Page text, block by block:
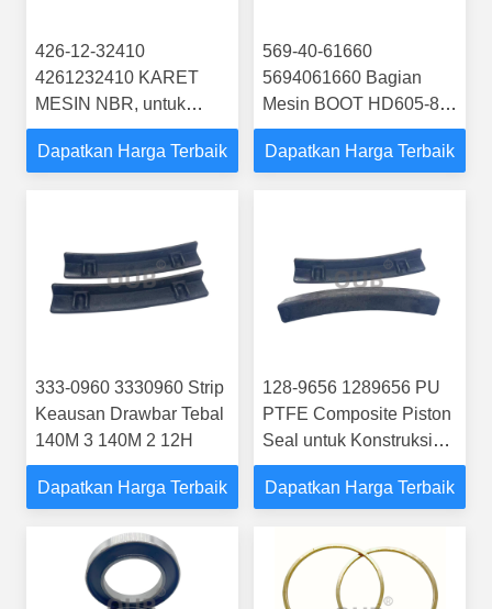
426-12-32410
4261232410 KARET
MESIN NBR, untuk
Wheel Loader WD600-6
Dapatkan Harga Terbaik
569-40-61660
5694061660 Bagian
Mesin BOOT HD605-8
HD465-7R
Dapatkan Harga Terbaik
333-0960 3330960 Strip
Keausan Drawbar Tebal
140M 3 140M 2 12H
Dapatkan Harga Terbaik
128-9656 1289656 PU
PTFE Composite Piston
Seal untuk Konstruksi
Excavator Hydraulic
Cylinder Repair 12H
Dapatkan Harga Terbaik